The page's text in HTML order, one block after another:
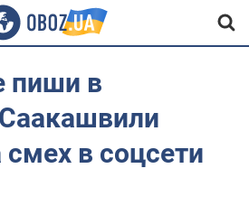
пиши в
в соцсети